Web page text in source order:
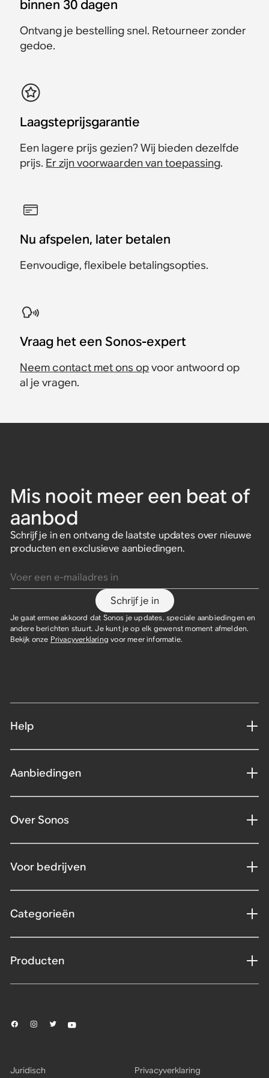
€ 1.468 € 1.548
€ 1.888 € 2.098
Bespaar € 210
€ 2.786 € 3.096
Bespaar € 50
€ 643 € 678
binnen 30 dagen
Ontvang je bestelling snel. Retourneer zonder
gedoe.
Laagsteprijsgarantie
Een lagere prijs gezien? Wij bieden dezelfde
prijs. Er zijn voorwaarden van toepassing.
Nu afspelen, later betalen
Eenvoudige, flexibele betalingsopties.
Vraag het een Sonos-expert
Neem contact met ons opvoor antwoord op
al je vragen.
Mis nooit meer een beat of
aanbod
Schrijf je in en ontvang de laatste updates over nieuwe
producten en exclusieve aanbiedingen.
Schrijf je in
Je gaat ermee akkoord dat Sonos je updates, speciale aanbiedingen en
andere berichten stuurt. Je kunt je op elk gewenst moment afmelden.
Bekijk onze Privacyverklaring voor meer informatie.
Help
Aanbiedingen
Over Sonos
Voor bedrijven
Categorieën
Producten
Juridisch Privacyverklaring